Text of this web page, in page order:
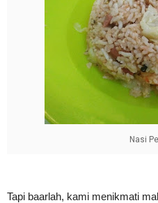
Nasi
Tapi baarlah, kami menikmati